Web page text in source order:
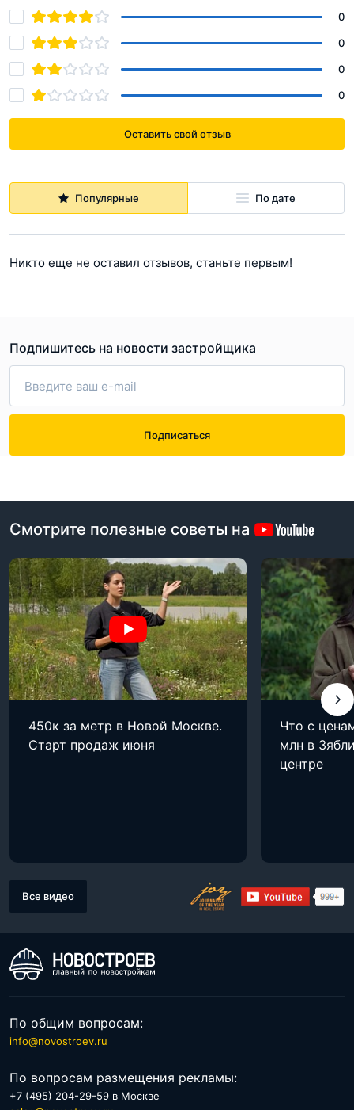
Оставить свой отзыв
Популярные По дате
Никто еще не оставил отзывов, станьте первым!
0
0
0
0
Подпишитесь на новости застройщика
Подписаться
Смотрите полезные советы на
450к за метр в Новой Москве.
Старт продаж июня
Что с
млн в
центре
Все видео
По общим вопросам:
info@novostroev.ru
По вопросам размещения рекламы:
+7 (495) 204-29-59 в Москве